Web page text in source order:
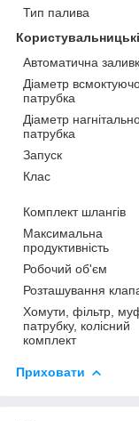
Тип палива
Автоматична
Діаметр
патрубка
Діаметр
патрубка
Запуск
Клас
Комплект шлангів
Максимальна
продуктивність
Робочий об'єм
Розташування
Хомути, фільтр,
патрубку, колісний
комплект
Приховати